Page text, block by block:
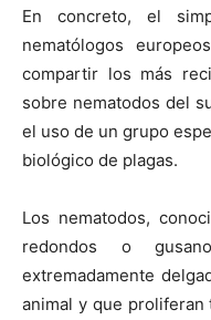
En concreto, el
nematólogos
compartir los más
sobre nematodos del
el uso de un grupo
biológico de plagas.
Los nematodos,
redondos o
extremadamente
animal y que